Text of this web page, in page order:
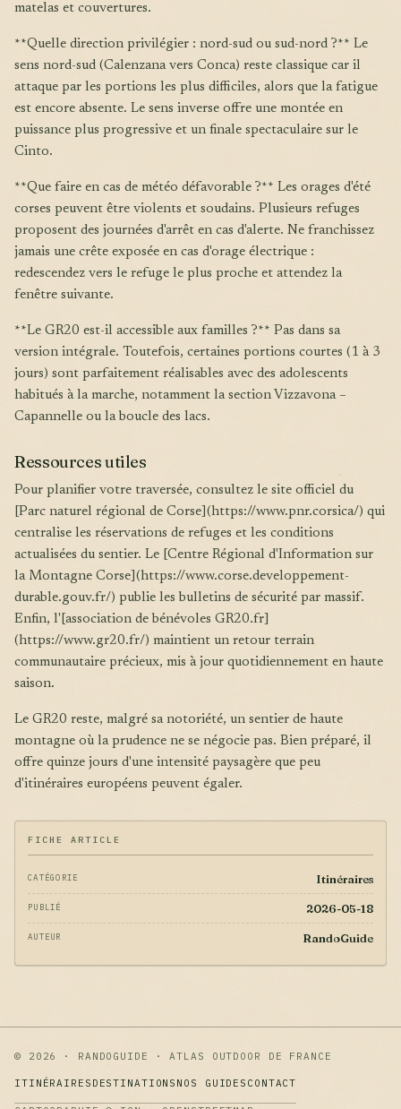
matelas et couvertures.
**Quelle direction privilégier : nord-sud ou sud-nord ?** Le
sens nord-sud (Calenzana vers Conca) reste classique car il
attaque par les portions les plus difficiles, alors que la fatigue
est encore absente. Le sens inverse offre une montée en
puissance plus progressive et un finale spectaculaire sur le
Cinto.
**Que faire en cas de météo défavorable ?** Les orages d'été
corses peuvent être violents et soudains. Plusieurs refuges
proposent des journées d'arrêt en cas d'alerte. Ne franchissez
jamais une crête exposée en cas d'orage électrique :
redescendez vers le refuge le plus proche et attendez la
fenêtre suivante.
**Le GR20 est-il accessible aux familles ?** Pas dans sa
version intégrale. Toutefois, certaines portions courtes (1 à 3
jours) sont parfaitement réalisables avec des adolescents
habitués à la marche, notamment la section Vizzavona –
Capannelle ou la boucle des lacs.
Ressources utiles
Pour planifier votre traversée, consultez le site officiel du
[Parc naturel régional de Corse](https://www.pnr.corsica/) qui
centralise les réservations de refuges et les conditions
actualisées du sentier. Le [Centre Régional d'Information sur
la Montagne Corse](https://www.corse.developpement-
durable.gouv.fr/) publie les bulletins de sécurité par massif.
Enfin, l'[association de bénévoles GR20.fr]
(https://www.gr20.fr/) maintient un retour terrain
communautaire précieux, mis à jour quotidiennement en haute
saison.
Le GR20 reste, malgré sa notoriété, un sentier de haute
montagne où la prudence ne se négocie pas. Bien préparé, il
offre quinze jours d'une intensité paysagère que peu
d'itinéraires européens peuvent égaler.
FICHE ARTICLE
CATÉGORIE Itinéraires
PUBLIÉ 2026-05-18
AUTEUR RandoGuide
© 2026 · RANDOGUIDE · ATLAS OUTDOOR DE FRANCE
ITINÉRAIRES DESTINATIONS NOS GUIDES CONTACT